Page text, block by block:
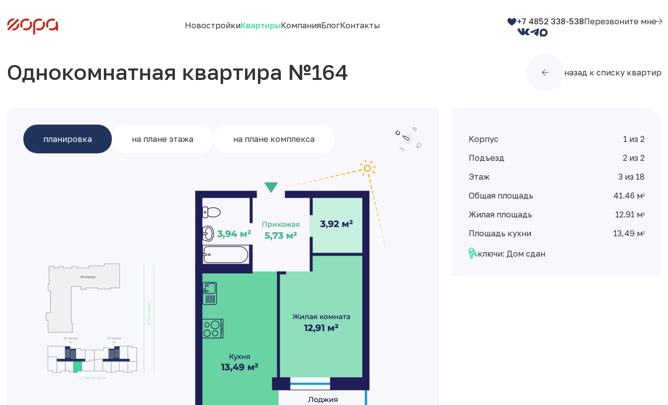
НовостройкиКвартирыКомпанияБлогКонтакты +7 4852 338-538Перезвоните мне
Однокомнатная квартира №164 назад к списку квартир
планировка на плане этажа на плане комплекса Корпус
1 из 2
Подъезд
2 из 2
Этаж
3 из 18
Общая площадь
41.46 м2
Жилая площадь 12.91 м2
Площадь кухни 13,49 м2
ключи: Дом сдан